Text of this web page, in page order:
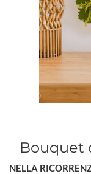
Bouquet
NELLA